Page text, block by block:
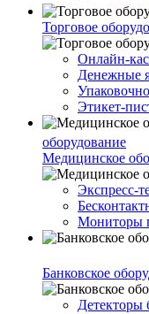
Торговое
Онлайн-
Денежные
Этикет-
оборудование
Медицинское
Экспресс-
Мониторы
Банковское
Детекторы